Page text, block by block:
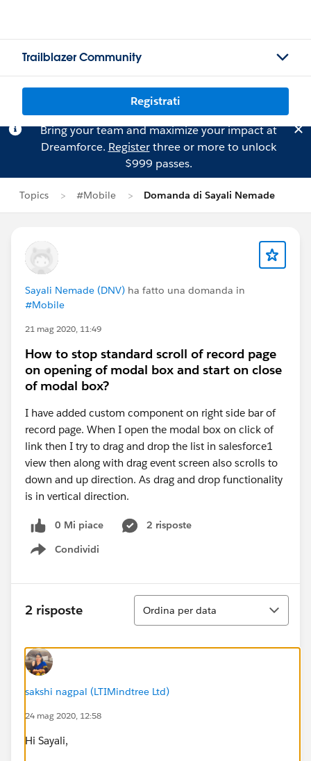
Trailblazer Community
Registrati
Bring your team and maximize your impact at
Dreamforce. Registerthree or more to unlock
$999 passes.
Topics #Mobile Domanda di Sayali Nemade
Sayali Nemade (DNV) ha fatto una domanda in
#Mobile
21 mag 2020, 11:49
How to stop standard scroll of record page
on opening of modal box and start on close
of modal box?
I have added custom component on right side bar of
record page. When I open the modal box on click of
link then I try to drag and drop the list in salesforce1
view then along with drag event screen also scrolls to
down and up direction. As drag and drop functionality
is in vertical direction.
0 Mi piace
2 risposte
Condividi
Show menu
2 risposte
Ordina
Ordina per data
sakshi nagpal (LTIMindtree Ltd)
24 mag 2020, 12:58
Hi Sayali,